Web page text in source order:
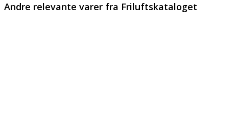
Andre relevante varer fra Friluftskataloget